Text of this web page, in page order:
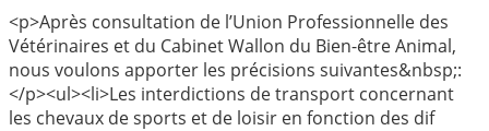
<p>Après consultation de l’Union Professionnelle des
Vétérinaires et du Cabinet Wallon du Bien-être Animal,
nous voulons apporter les précisions suivantes&nbsp;:
</p><ul><li>Les interdictions de transport concernant
les chevaux de sports et de loisir en fonction des dif